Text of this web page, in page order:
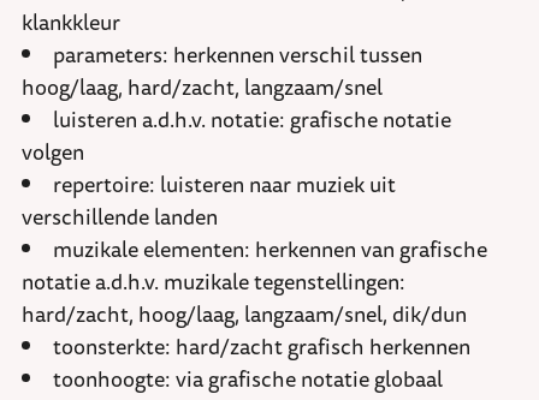
klankkleur
parameters: herkennen verschil tussen
hoog/laag, hard/zacht, langzaam/snel
luisteren a.d.h.v. notatie: grafische notatie
volgen
repertoire: luisteren naar muziek uit
verschillende landen
muzikale elementen: herkennen van grafische
notatie a.d.h.v. muzikale tegenstellingen:
hard/zacht, hoog/laag, langzaam/snel, dik/dun
toonsterkte: hard/zacht grafisch herkennen
toonhoogte: via grafische notatie globaal